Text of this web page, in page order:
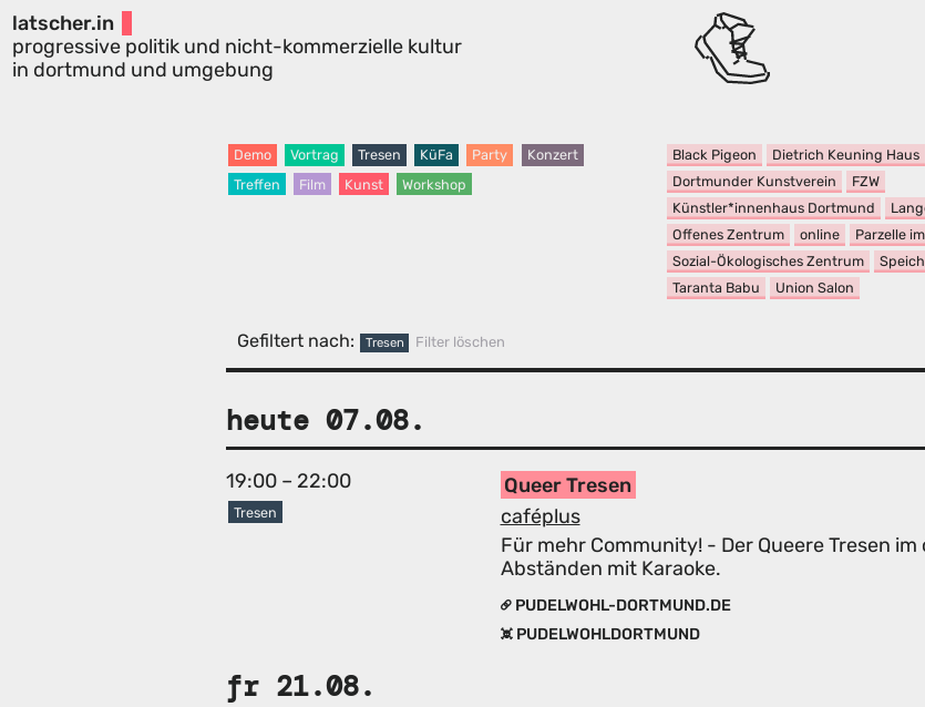
latscher.in
progressive politik und nicht-kommerzielle kultur
in dortmund und umgebung
Demo Vortrag Tresen KüFa Party
Konzert
Treffen
Film Kunst Workshop
Black Pigeon
Dietrich Keuning Haus
Dortmunder Kunstverein
FZW
Künstler*innenhaus Dortmund
Offenes Zentrum
online Parzelle
Sozial-Ökologisches Zentrum
Taranta Babu
Union Salon
Gefiltert nach: Tresen Filter löschen
heute 07.08.
Queer Tresen
caféplus
19:00 – 22:00
Tresen
Für mehr Community! - Der Queere Tresen
Abständen mit Karaoke.
PUDELWOHL-DORTMUND.DE
PUDELWOHLDORTMUND
fr 21.08.